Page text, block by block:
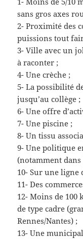
sans gros axes
2- Proximité des
puissions tout
3- Ville avec un
à raconter ;
4- Une crèche ;
5- La possibilité
jusqu’au collège ;
6- Une offre
7- Une piscine ;
8- Un tissu
9- Une politique
(notamment dans
10- Sur une ligne
11- Des
12- Moins de 100
de type cadre
Rennes/Nantes) ;
13- Une